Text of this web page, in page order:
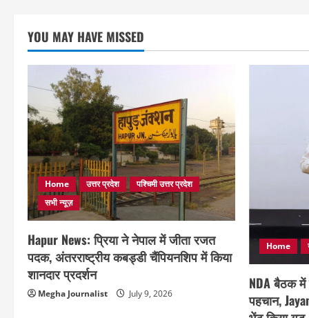
YOU MAY HAVE MISSED
Home उत्तर प्रदेश
पश्चिमी उत्तर प्रदेश
सभी न्यूज़
Hapur News: प्रिया ने नेपाल में जीता रजत
पदक, अंतरराष्ट्रीय कबड्डी चैंपियनशिप में किया
शानदार प्रदर्शन
Megha Journalist July 9, 2026
Home
NDA बैठक
पहचान,